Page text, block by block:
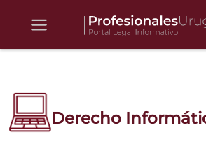
Derecho